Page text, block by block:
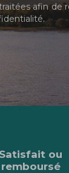
afin de
.
Satisfait ou
remboursé